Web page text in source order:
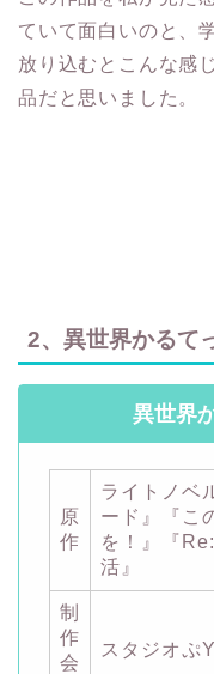
ていて面白いのと、
放り込むとこんな感
品だと思いました。
2、異世界かるて
異世界
原
作
ライトノベ
ード』『こ
を！』『
活』
制
作
会
スタジオぷ